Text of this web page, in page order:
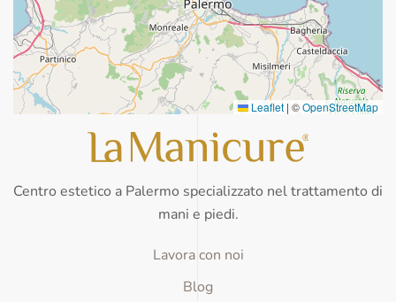
Leaflet | ©OpenStreetMap
Centro estetico a Palermo specializzato nel trattamento di
mani e piedi.
Lavora con noi
Blog